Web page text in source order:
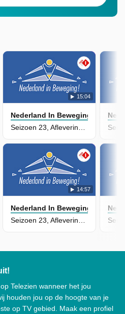
15:04
Nederland In Beweging
Seizoen 23, Aflevering 108
14:57
Nederland In Beweging
Telezien wanneer het jou
houden jou op de hoogte van je
op TV gebied. Maak een profiel